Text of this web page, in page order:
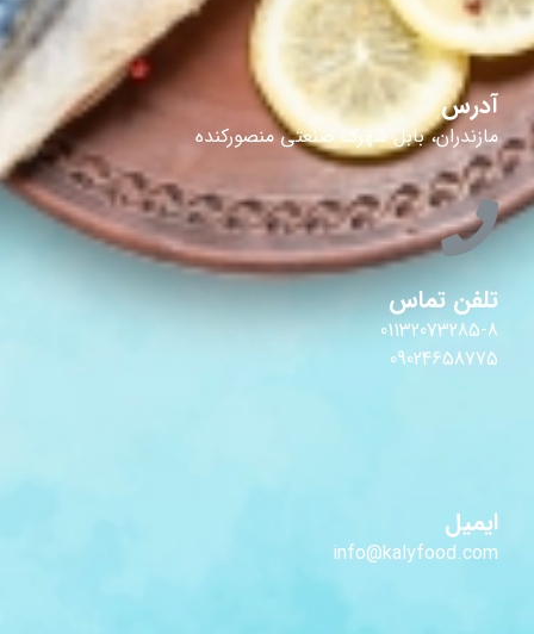
آدرس
مازندران، بابل شهرک صنعتی منصورکنده
تلفن تماس
01132073285-8
09024658775
ایمیل
info@kalyfood.com